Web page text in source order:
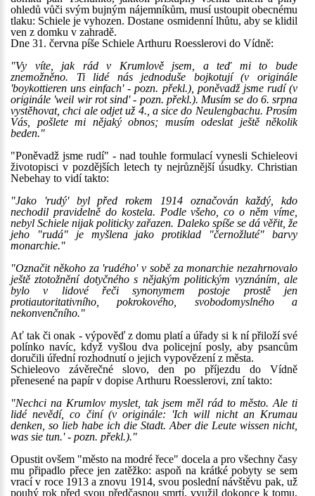
ohledů vůči svým bujným nájemníkům, musí ustoupit obecnému
tlaku: Schiele je vyhozen. Dostane osmidenní lhůtu, aby se klidil
ven z domku v zahradě.
Dne 31. června píše Schiele Arthuru Roesslerovi do Vídně:
"Vy víte, jak rád v Krumlově jsem, a teď mi to bude
znemožněno. Ti lidé nás jednoduše bojkotují (v originále
'boykottieren uns einfach' - pozn. překl.), poněvadž jsme rudí (v
originále 'weil wir rot sind' - pozn. překl.). Musím se do 6. srpna
vystěhovat, chci ale odjet už 4., a sice do Neulengbachu. Prosím
Vás, pošlete mi nějaký obnos; musím odeslat ještě několik
beden."
"Poněvadž jsme rudí" - nad touhle formulací vynesli Schieleovi
životopisci v pozdějších letech ty nejrůznější úsudky. Christian
Nebehay to vidí takto:
"Jako 'rudý' byl před rokem 1914 označován každý, kdo
nechodil pravidelně do kostela. Podle všeho, co o něm víme,
nebyl Schiele nijak politicky zařazen. Daleko spíše se dá věřit, že
jeho "rudá" je myšlena jako protiklad "černožluté" barvy
monarchie."
"Označit někoho za 'rudého' v sobě za monarchie nezahrnovalo
ještě ztotožnění dotyčného s nějakým politickým vyznáním, ale
bylo v lidové řeči synonymem postoje prostě jen
protiautoritativního, pokrokového, svobodomyslného a
nekonvenčního."
Ať tak či onak - výpověď z domu platí a úřady si k ní přiloží své
polínko navíc, když vyšlou dva policejní posly, aby psancům
doručili úřední rozhodnutí o jejich vypovězení z města.
Schieleovo závěrečné slovo, den po příjezdu do Vídně
přenesené na papír v dopise Arthuru Roesslerovi, zní takto:
"Nechci na Krumlov myslet, tak jsem měl rád to město. Ale ti
lidé nevědí, co činí (v originále: 'Ich will nicht an Krumau
denken, so lieb habe ich die Stadt. Aber die Leute wissen nicht,
was sie tun.' - pozn. překl.)."
Opustit ovšem "město na modré řece" docela a pro všechny časy
mu připadlo přece jen zatěžko: aspoň na krátké pobyty se sem
vrací v roce 1913 a znovu 1914, svou poslední návštěvu pak, už
pouhý rok před svou předčasnou smrtí, využil dokonce k tomu,